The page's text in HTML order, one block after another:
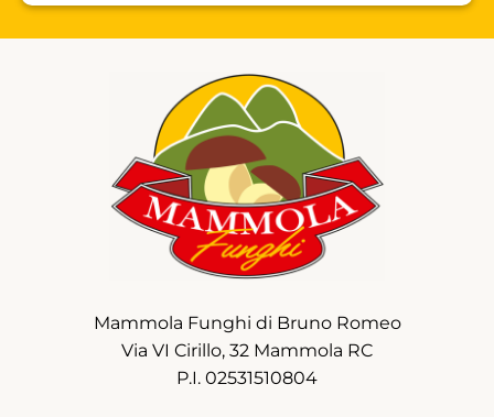
Mammola Funghi di Bruno Romeo
Via VI Cirillo, 32 Mammola RC
P.I. 02531510804